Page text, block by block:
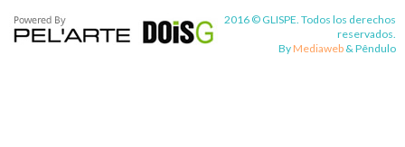
2016 © GLISPE. Todos los derechos
reservados.
By Mediaweb & Pêndulo